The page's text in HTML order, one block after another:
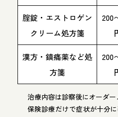
腟錠・エストロゲン
クリーム処方箋
200
漢方・鎮痛薬など処
方箋
200
治療内容は診察後にオーダー
保険診療だけで症状が十分